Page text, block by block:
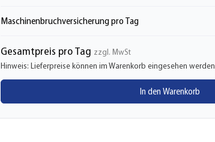
Maschinenbruchversicherung pro Tag
Gesamtpreis pro Tag zzgl. MwSt
Hinweis: Lieferpreise können im Warenkorb eingesehen werden
In den Warenkorb